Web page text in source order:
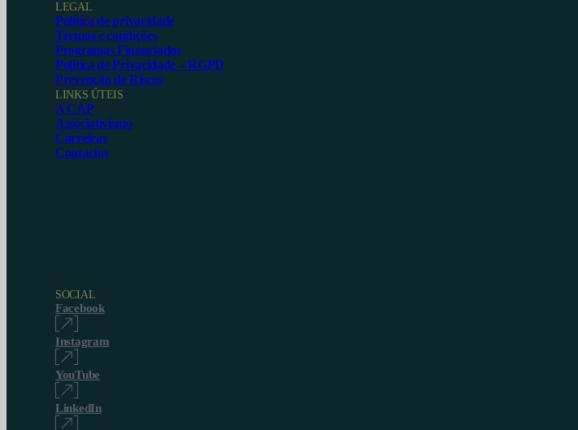
LEGAL
Política de privacidade
Termos e condições
Programas Financiados
Política de Privacidade – RGPD
Prevenção de Riscos
LINKS ÚTEIS
A CAP
Associativismo
Carreiras
Contactos
SOCIAL
Facebook
Instagram
YouTube
LinkedIn